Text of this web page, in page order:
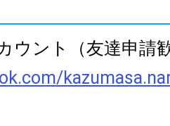
ウント（友達申請